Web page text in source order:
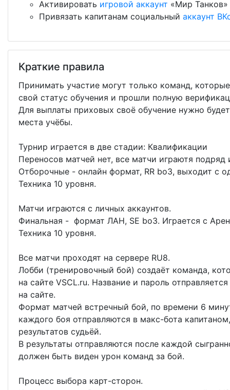
Активировать игровой аккаунт «Мир Танков»
Привязать капитанам социальный аккаунт
Краткие правила
Принимать участие могут только команд,
свой статус обучения и прошли полную
Для выплаты приховых своё обучение нужно
места учёбы.
Турнир играется в две стадии: Квалификации
Переносов матчей нет, все матчи играютя подряд
Отборочные - онлайн формат, RR bo3, выходит с
Техника 10 уровня.
Матчи играются с личных аккаунтов.
Финальная - формат ЛАН, SE bo3. Играется с
Техника 10 уровня.
Все матчи проходят на сервере RU8.
Лобби (тренировочный бой) создаёт команда,
на сайте VSCL.ru. Название и пароль
на сайте.
Формат матчей встречный бой, по времени 6
каждого боя отправляются в макс-бота
результатов судьёй.
В результаты отправляются после каждой
должен быть виден урон команд за бой.
Процесс выбора карт-сторон.